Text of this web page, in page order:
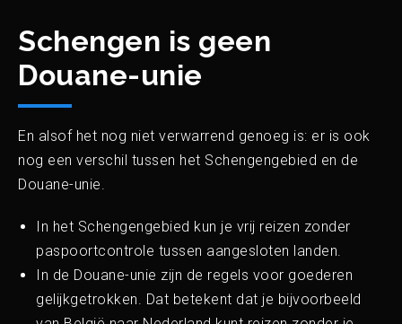
Schengen is geen
Douane-unie
En alsof het nog niet verwarrend genoeg is: er is ook
nog een verschil tussen het Schengengebied en de
Douane-unie.
In het Schengengebied kun je vrij reizen zonder
paspoortcontrole tussen aangesloten landen.
In de Douane-unie zijn de regels voor goederen
gelijkgetrokken. Dat betekent dat je bijvoorbeeld